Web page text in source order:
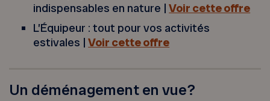
indispensables en nature |Voir cette offre
L’Équipeur : tout pour vos activités
estivales |Voir cette offre
Un déménagement en vue?